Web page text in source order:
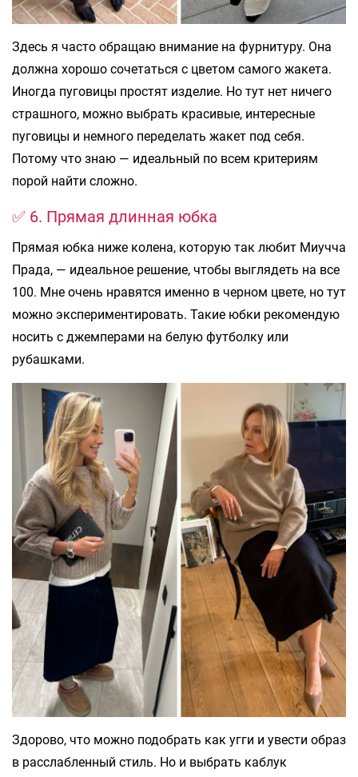
Здесь я часто обращаю внимание на фурнитуру. Она
должна хорошо сочетаться с цветом самого жакета.
Иногда пуговицы простят изделие. Но тут нет ничего
страшного, можно выбрать красивые, интересные
пуговицы и немного переделать жакет под себя.
Потому что знаю — идеальный по всем критериям
порой найти сложно.
✅ 6. Прямая длинная юбка
Прямая юбка ниже колена, которую так любит Миучча
Прада, — идеальное решение, чтобы выглядеть на все
100. Мне очень нравятся именно в черном цвете, но тут
можно экспериментировать. Такие юбки рекомендую
носить с джемперами на белую футболку или
рубашками.
Здорово, что можно подобрать как угги и увести образ
в расслабленный стиль. Но и выбрать каблук